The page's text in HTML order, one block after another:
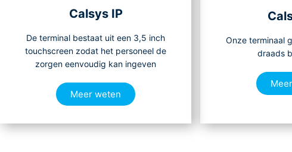
Calsys IP
De terminal bestaat uit een 3,5 inch
touchscreen zodat het personeel de
zorgen eenvoudig kan ingeven
Meer weten
Onze terminaal
draads